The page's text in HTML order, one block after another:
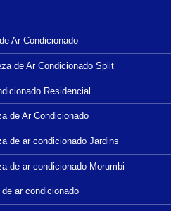
Ar Condicionado
de Ar Condicionado Split
Residencial
de Ar Condicionado
de ar condicionado Jardins
de ar condicionado Morumbi
ar condicionado